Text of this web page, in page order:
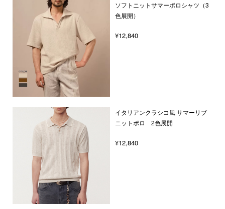
ソフトニットサマーポロシャツ（3
色展開）
¥12,840
イタリアンクラシコ風 サマーリブ
ニットポロ 2色展開
¥12,840